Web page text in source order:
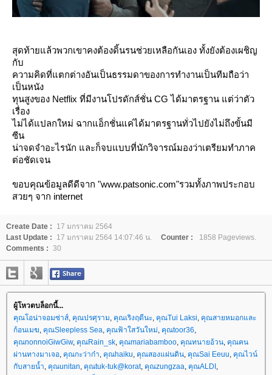
สุดท้ายแล้วพวกเขาคงต้องดิ้นรนช่วยเหลือกันเอง ทั้งยังต้องเผชิญ
กับ
ความคิดที่แตกต่างอันเป็นธรรมดาของการทำงานเป็นทีมถือว่า
เป็นหนัง
ทุนสูงของ Netflix ที่มีงานโปรดักส์ชั่น CG ได้มาตรฐาน แต่ว่าตัว
เรื่อง
ไม่ได้แปลกใหม่ ฉากแอ็กชั่นแค่ได้มาตรฐานทั่วไปยังไม่ถึงขั้นมี
ซีน
น่าจดจำอะไรนัก และก็จบแบบที่นักวิจารณ์มองว่าเตรียมทำภาค
ต่อชัดเจน
ขอบคุณข้อมูลดีดีจาก "www.patsonic.com"รวมทั้งภาพประกอบ
สวยๆ จาก internet
Create Date :
17 มกราคม 2564
Last Update :
17 มกราคม 2564 14:07:46 น. Counter :
1858 Pageviews.
Comments : 30
ผู้โหวตบล็อกนี้...
คุณโอน่าจอมซ่าส์, คุณปรศุราม, คุณเริงฤดีนะ, คุณTui Laksi, คุณสายหมอกและ
ก้อนเมฆ, คุณSleepless Sea, คุณฟ้าใสวันใหม่, คุณtoor36,
คุณnonnoiGiwGiw, คุณRain_sk, คุณmariabamboo, คุณทนายอ้วน, คุณคน
ผ่านทางมาเจอ, คุณกะว่าก๋า, คุณhaiku, คุณสองแผ่นดิน, คุณSai Eeuu, คุณไวน์
กับสายน้ำ, คุณunitan, คุณtuk-tuk@korat, คุณzungzaa, คุณALDI ,